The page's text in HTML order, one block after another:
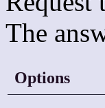
The
Options